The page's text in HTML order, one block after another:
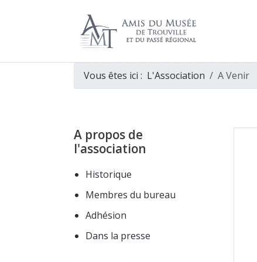
Vous êtes ici : L'Association A Venir
A propos de
l'association
Historique
Membres du bureau
Adhésion
Dans la presse